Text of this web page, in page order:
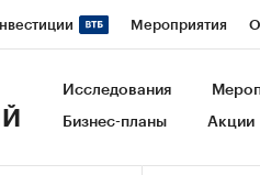
Мероприятия
рейтинги Франшизы
Исследования
Бизнес-планы Акции